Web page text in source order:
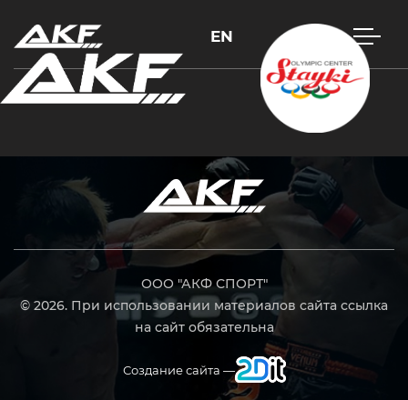
EN
ООО "АКФ СПОРТ"
© 2026. При использовании материалов сайта ссылка
на сайт обязательна
Создание сайта —
Нажмите Enter для поиска или Esc, чтобы закрыть